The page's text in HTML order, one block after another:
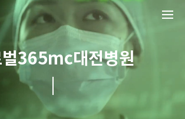
벌365mc대전병원